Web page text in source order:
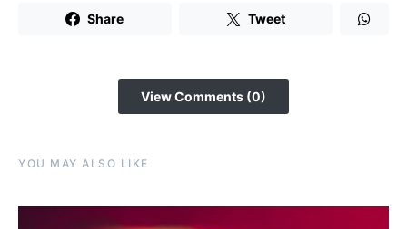
Share Tweet
View Comments (0)
YOU MAY ALSO LIKE